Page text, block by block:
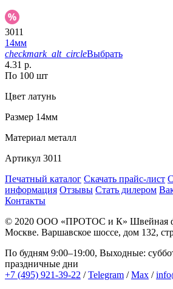
3011
14мм
checkmark_alt_circleВыбрать
4.31 р.
По 100 шт
Цвет латунь
Размер 14мм
Материал металл
Артикул 3011
Печатный каталог Скачать прайс-лист
информация Отзывы Стать дилером
Контакты
© 2020 ООО «ПРОТОС и К» Швейная
Москве. Варшавское шоссе, дом 132,
По будням 9:00–19:00, Выходные:
праздничные дни
+7 (495) 921-39-22 /Telegram /Max /